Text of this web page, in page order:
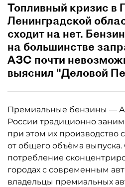
Топливный кризис в
Ленинградской
сходит на нет.
на большинстве
АЗС почти
выяснил "Деловой
Премиальные бензины —
России традиционно
при этом их производство
от общего объёма
потребление
городах с современным
владельцы премиальных